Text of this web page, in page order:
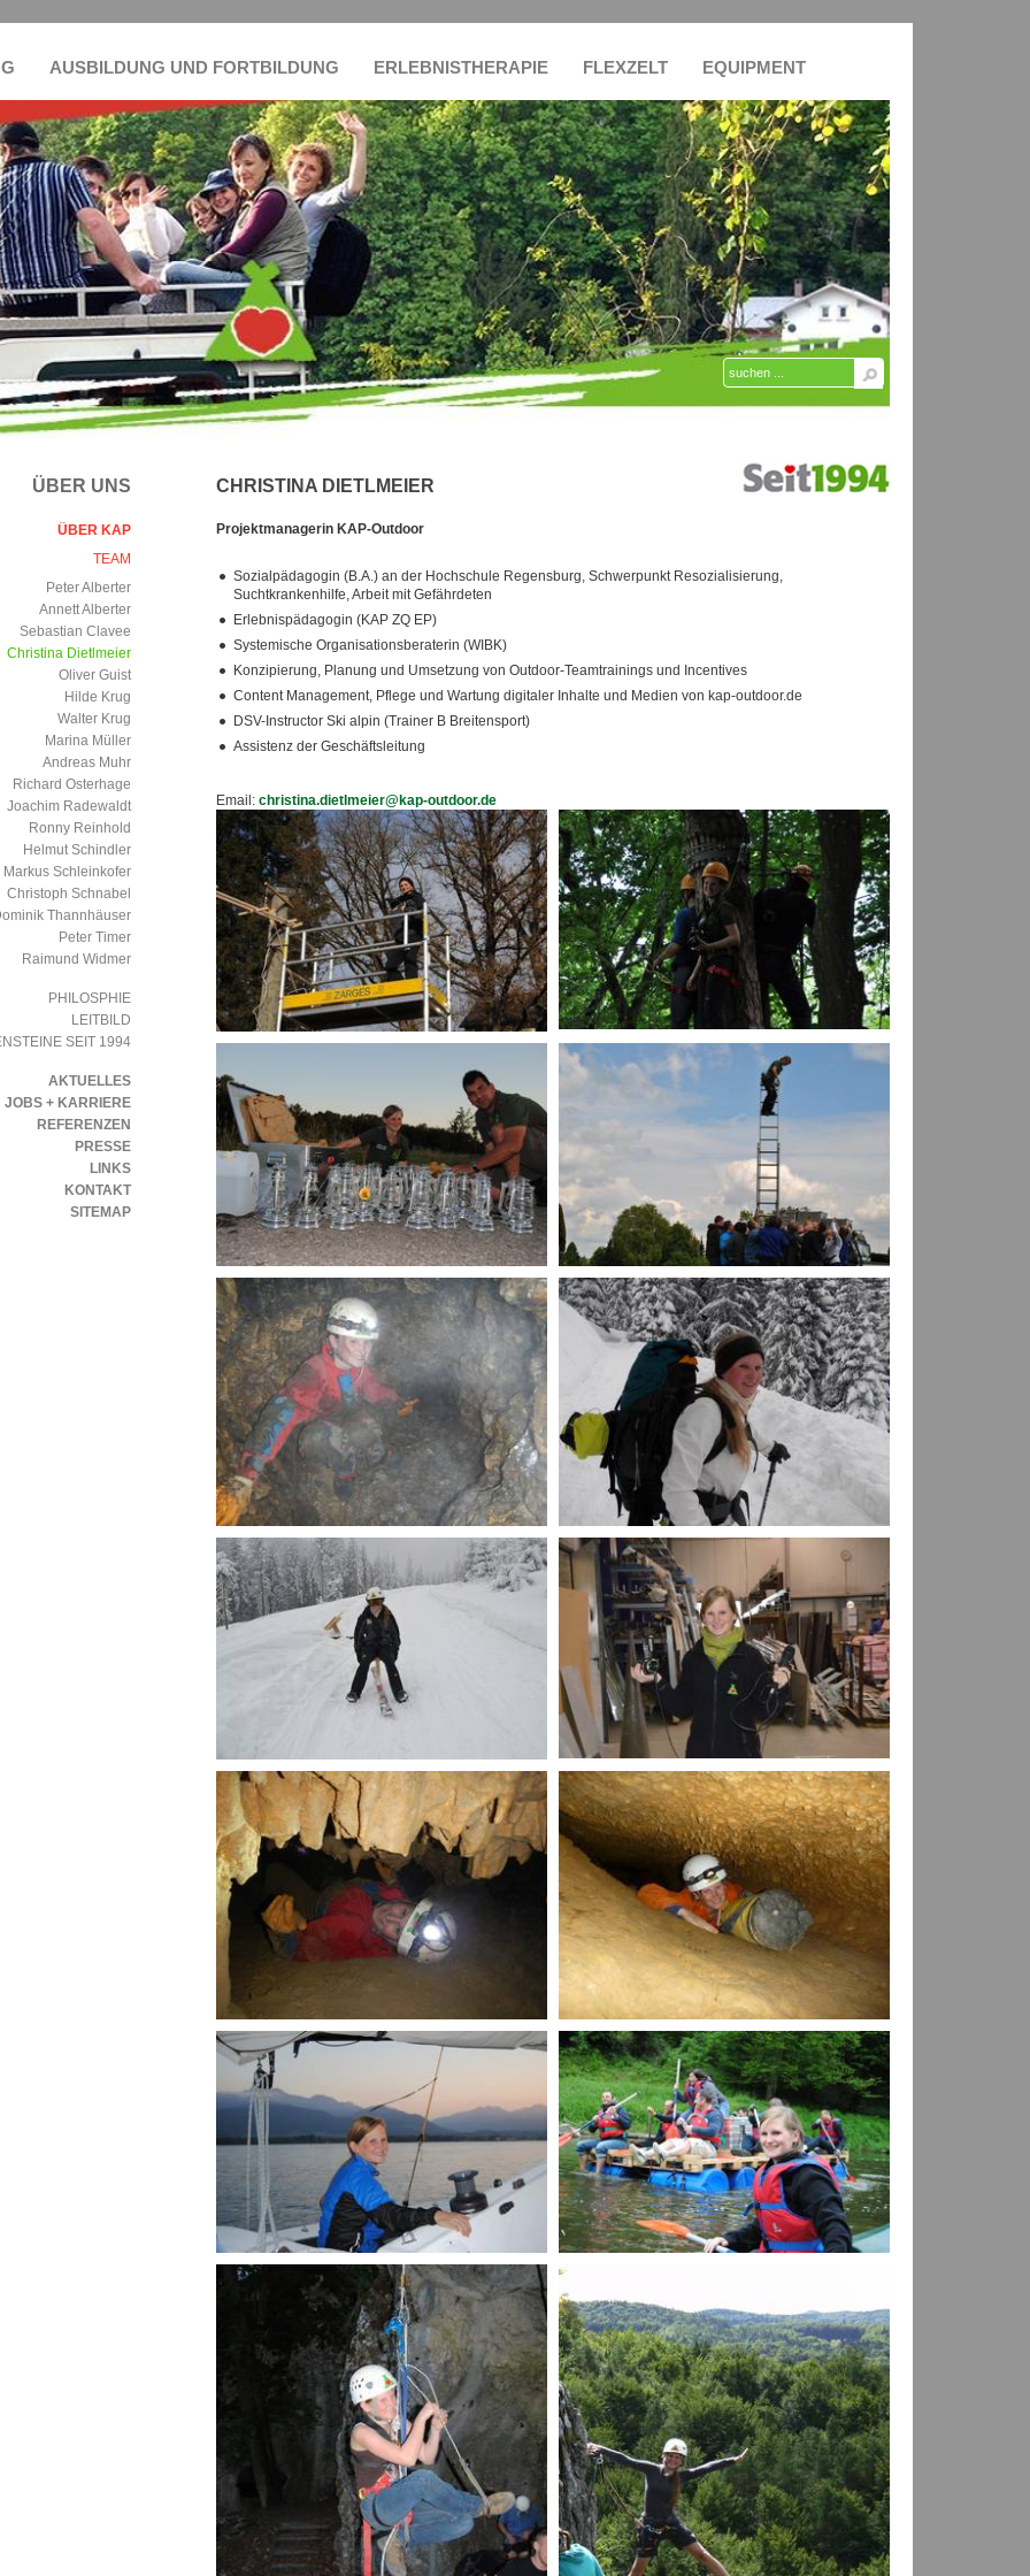
AUSBILDUNG UND FORTBILDUNG ERLEBNISTHERAPIE FLEXZELT EQUIPMENT
CHRISTINA DIETLMEIER
Projektmanagerin KAP-Outdoor
Sozialpädagogin (B.A.) an der Hochschule Regensburg, Schwerpunkt Resozialisierung,
Suchtkrankenhilfe, Arbeit mit Gefährdeten
Erlebnispädagogin (KAP ZQ EP)
Systemische Organisationsberaterin (WIBK)
Konzipierung, Planung und Umsetzung von Outdoor-Teamtrainings und Incentives
Content Management, Pflege und Wartung digitaler Inhalte und Medien von kap-outdoor.de
DSV-Instructor Ski alpin (Trainer B Breitensport)
Assistenz der Geschäftsleitung
Email:christina.dietlmeier@kap-outdoor.de
ÜBER UNS
ÜBER KAP
TEAM
Peter Alberter
Annett Alberter
Sebastian Clavee
Christina Dietlmeier
Oliver Guist
Hilde Krug
Walter Krug
Marina Müller
Andreas Muhr
Richard Osterhage
Joachim Radewaldt
Ronny Reinhold
Helmut Schindler
Markus Schleinkofer
Christoph Schnabel
Thannhäuser
Peter Timer
Raimund Widmer
PHILOSPHIE
LEITBILD
SEIT 1994
AKTUELLES
JOBS + KARRIERE
REFERENZEN
PRESSE
LINKS
KONTAKT
SITEMAP